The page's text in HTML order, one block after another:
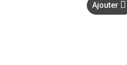
Ajouter